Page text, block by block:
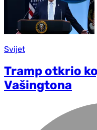
Svijet
Tramp otkrio
Vašingtona